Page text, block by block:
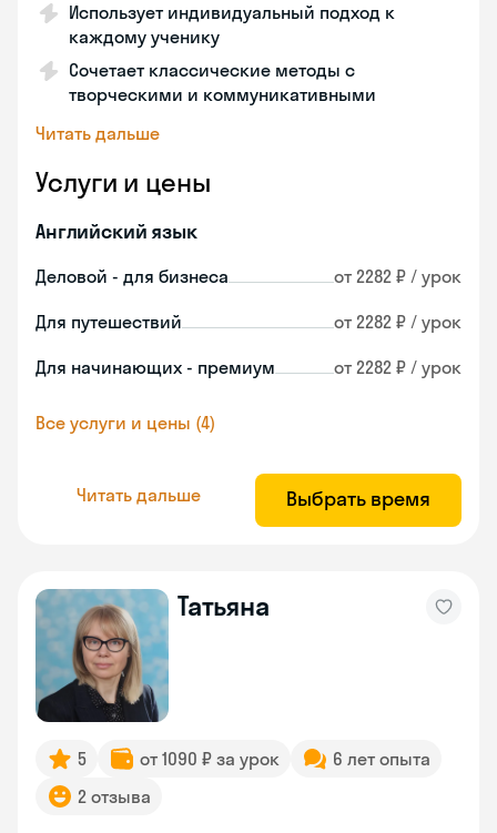
Использует индивидуальный подход к
каждому ученику
Сочетает классические методы с
творческими и коммуникативными
Читать дальше
Услуги и цены
Английский язык
Деловой - для бизнеса от 2282 ₽ / урок
Для путешествий от 2282 ₽ / урок
Для начинающих - премиум от 2282 ₽ / урок
Все услуги и цены (4)
Читать дальше Выбрать время
Татьяна
5 от 1090 ₽ за урок
6 лет опыта
2 отзыва